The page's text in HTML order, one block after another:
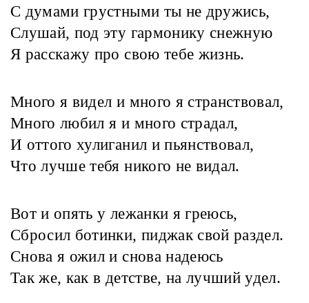
С думами грустными ты не дружись,
Слушай, под эту гармонику снежную
Я расскажу про свою тебе жизнь.
Много я видел и много я странствовал,
Много любил я и много страдал,
И оттого хулиганил и пьянствовал,
Что лучше тебя никого не видал.
Вот и опять у лежанки я греюсь,
Сбросил ботинки, пиджак свой раздел.
Снова я ожил и снова надеюсь
Так же, как в детстве, на лучший удел.